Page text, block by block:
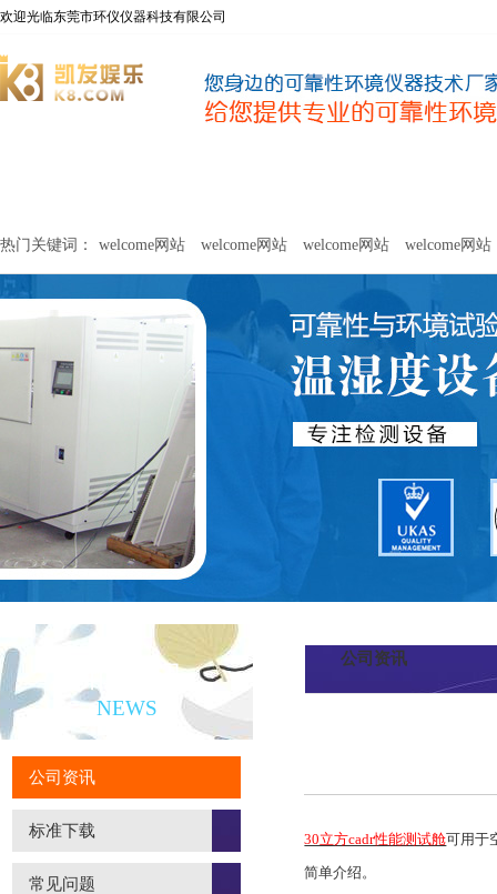
欢迎光临东莞市环仪仪器科技有限公司
关于环仪 联系环仪
热门关键词： welcome网站 welcome网站 welcome网站 welcome网站
网站 welcome网站
新闻资讯
NEWS
公司资讯
标准下载
常见问题
公司资讯
30立方cadr性能测试舱可用于
简单介绍。